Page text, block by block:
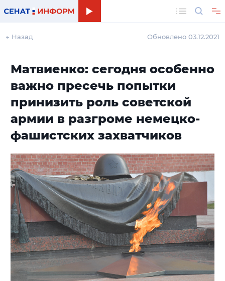
← Назад Обновлено 03.12.2021
Матвиенко: сегодня особенно
важно пресечь попытки
принизить роль советской
армии в разгроме немецко-
фашистских захватчиков